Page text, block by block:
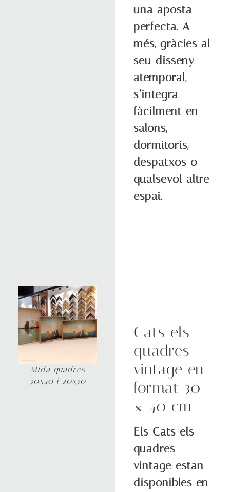
una aposta
perfecta. A
més, gràcies al
seu disseny
atemporal,
s’integra
fàcilment en
salons,
dormitoris,
despatxos o
qualsevol altre
espai.
Cats els
quadres
vintage en
format 30
× 40 cm
Els Cats els
quadres
vintage estan
disponibles en
Mida quadres
30x40 i 20x50